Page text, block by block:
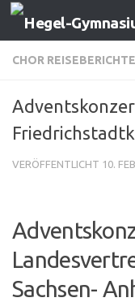
Zum Inhalt
CHOR REISEBERICHTE
VERÖFFENTLICHT 10.
Sachsen-